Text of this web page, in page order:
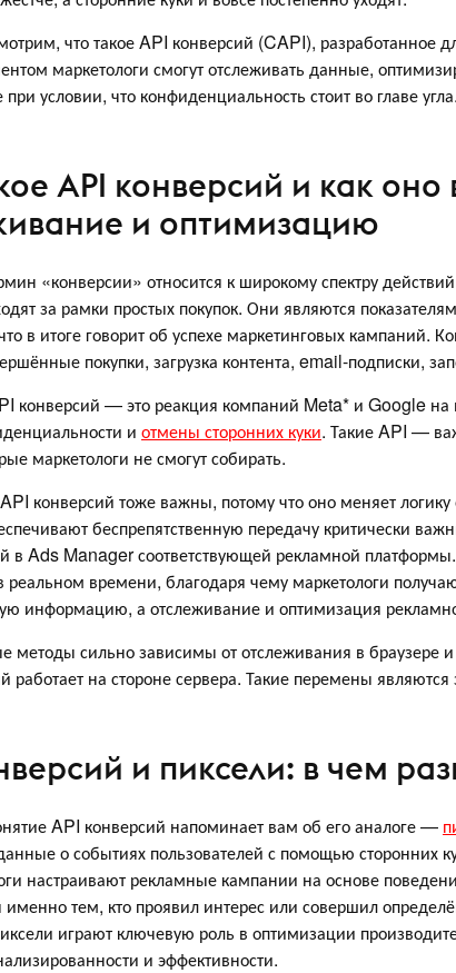
что такое API конверсий (CAPI), разработанное
маркетологи смогут отслеживать данные,
условии, что конфиденциальность стоит во главе угла.
API конверсий и как оно
и оптимизацию
«конверсии» относится к широкому спектру
за рамки простых покупок. Они являются
в итоге говорит об успехе маркетинговых кампаний.
покупки, загрузка контента, email-подписки,
конверсий — это реакция компаний Meta* и Google
и отмены сторонних куки. Такие API —
маркетологи не смогут собирать.
конверсий тоже важны, потому что оно меняет
беспрепятственную передачу критически
в Ads Manager соответствующей рекламной
реальном времени, благодаря чему маркетологи
информацию, а отслеживание и оптимизация
методы сильно зависимы от отслеживания в браузере и
работает на стороне сервера. Такие перемены являются
и пиксели: в чем
API конверсий напоминает вам об его аналоге —
о событиях пользователей с помощью сторонних
настраивают рекламные кампании на основе
именно тем, кто проявил интерес или совершил
играют ключевую роль в оптимизации
и эффективности.